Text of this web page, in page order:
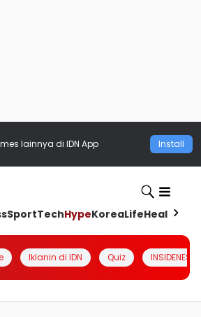
lainnya di IDN App Install
SportTechHypeKoreaLifeHealth
Iklanin di IDN Quiz INSIDENESIA